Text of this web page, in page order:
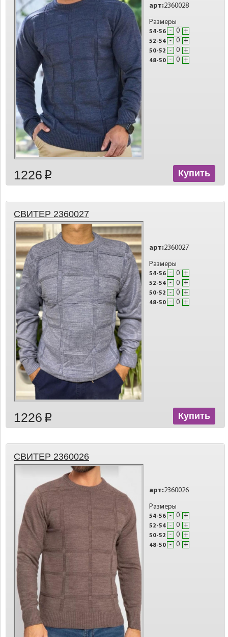
арт:2360028
Размеры
54-56 - +
52-54 - +
50-52 - +
48-50 - +
1226 p Купить
СВИТЕР 2360027
арт:2360027
Размеры
54-56 - +
52-54 - +
50-52 - +
48-50 - +
1226 p Купить
СВИТЕР 2360026
арт:2360026
Размеры
54-56 - +
52-54 - +
50-52 - +
48-50 - +